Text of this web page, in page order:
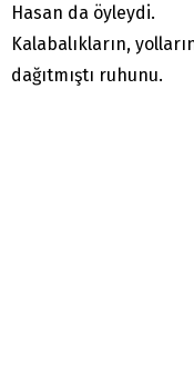
Hasan da öyleydi.
Kalabalıkların,
dağıtmıştı ruhunu.